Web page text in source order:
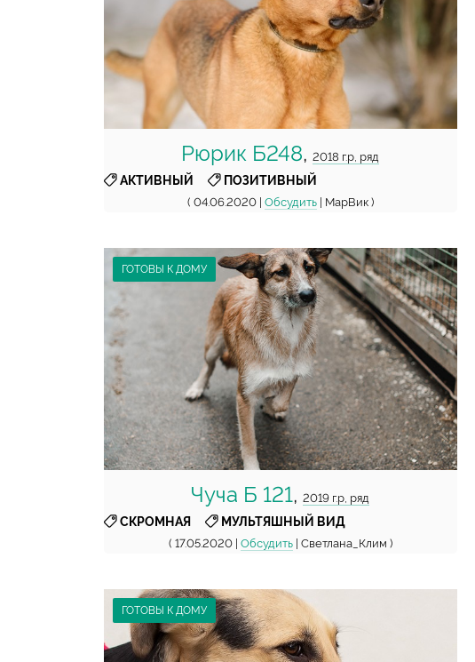
Рюрик Б248,2018 г.р, ряд
АКТИВНЫЙ
ПОЗИТИВНЫЙ
( 04.06.2020 | Обсудить| МарВик )
ГОТОВЫ К ДОМУ
Чуча Б 121,2019 г.р, ряд
СКРОМНАЯ
МУЛЬТЯШНЫЙ ВИД
( 17.05.2020 | Обсудить| Светлана_Клим )
ГОТОВЫ К ДОМУ